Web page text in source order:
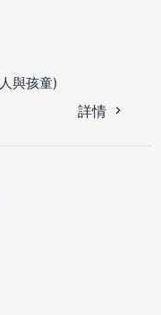
與孩童)
詳情